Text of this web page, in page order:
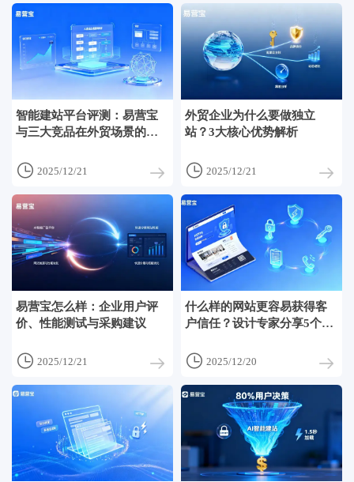
智能建站平台评测：易营宝
与三大竞品在外贸场景的性
 2025/12/21
外贸企业为什么要做独立
站？3大核心优势解析
 2025/12/21
易营宝怎么样：企业用户评
价、性能测试与采购建议
 2025/12/21
什么样的网站更容易获得客
户信任？设计专家分享5个关
 2025/12/20